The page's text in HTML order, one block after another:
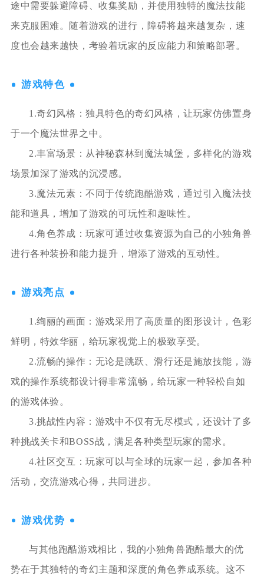
途中需要躲避障碍、收集奖励，并使用独特的魔法技能
来克服困难。随着游戏的进行，障碍将越来越复杂，速
度也会越来越快，考验着玩家的反应能力和策略部署。
游戏特色
1.奇幻风格：独具特色的奇幻风格，让玩家仿佛置身
于一个魔法世界之中。
2.丰富场景：从神秘森林到魔法城堡，多样化的游戏
场景加深了游戏的沉浸感。
3.魔法元素：不同于传统跑酷游戏，通过引入魔法技
能和道具，增加了游戏的可玩性和趣味性。
4.角色养成：玩家可通过收集资源为自己的小独角兽
进行各种装扮和能力提升，增添了游戏的互动性。
游戏亮点
1.绚丽的画面：游戏采用了高质量的图形设计，色彩
鲜明，特效华丽，给玩家视觉上的极致享受。
2.流畅的操作：无论是跳跃、滑行还是施放技能，游
戏的操作系统都设计得非常流畅，给玩家一种轻松自如
的游戏体验。
3.挑战性内容：游戏中不仅有无尽模式，还设计了多
种挑战关卡和BOSS战，满足各种类型玩家的需求。
4.社区交互：玩家可以与全球的玩家一起，参加各种
活动，交流游戏心得，共同进步。
游戏优势
与其他跑酷游戏相比，我的小独角兽跑酷最大的优
势在于其独特的奇幻主题和深度的角色养成系统。这不